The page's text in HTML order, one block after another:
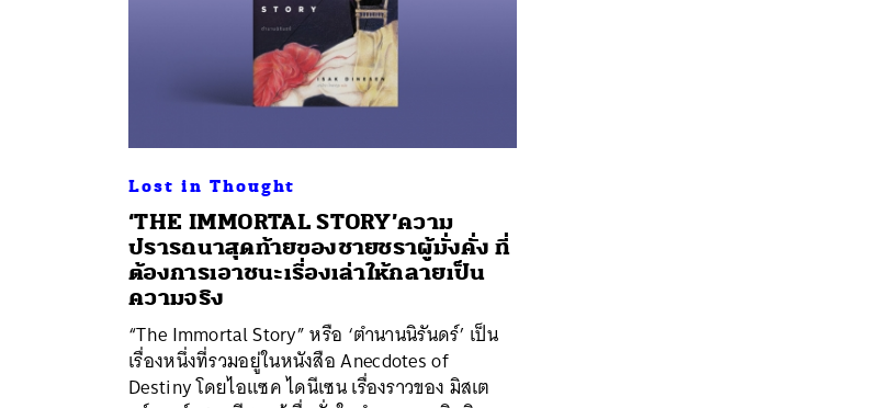
Lost in Thought
‘THE IMMORTAL STORY’ความ
ปรารถนาสุดท้ายของชายชราผู้มั่งคั่ง ที่
ต้องการเอาชนะเรื่องเล่าให้กลายเป็น
ความจริง
“The Immortal Story” หรือ ‘ตำนานนิรันดร์’ เป็น
เรื่องหนึ่งที่รวมอยู่ในหนังสือ Anecdotes of
Destiny โดยไอแซค ไดนีเซน เรื่องราวของ มิสเต
ค้นหา